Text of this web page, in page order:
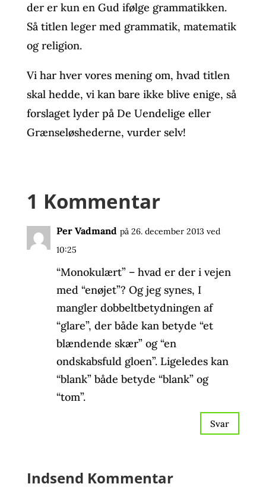
der er kun en Gud ifølge grammatikken.
Så titlen leger med grammatik, matematik
og religion.
Vi har hver vores mening om, hvad titlen
skal hedde, vi kan bare ikke blive enige, så
forslaget lyder på De Uendelige eller
Grænseløshederne, vurder selv!
1 Kommentar
Per Vadmand på 26. december 2013 ved
10:25
“Monokulært” – hvad er der i vejen
med “enøjet”? Og jeg synes, I
mangler dobbeltbetydningen af
“glare”, der både kan betyde “et
blændende skær” og “en
ondskabsfuld gloen”. Ligeledes kan
“blank” både betyde “blank” og
“tom”.
Svar
Indsend Kommentar